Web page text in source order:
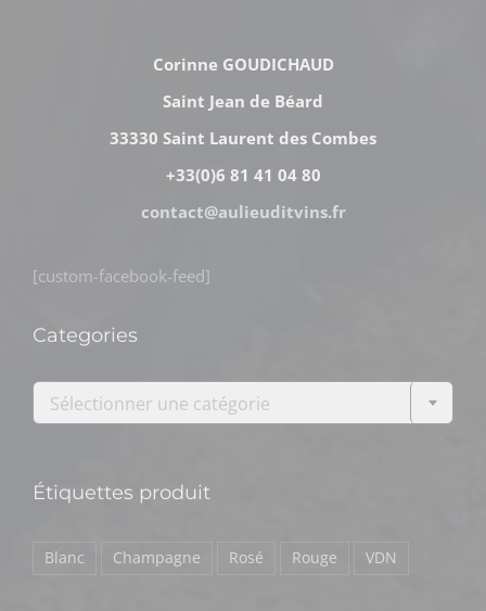
Corinne GOUDICHAUD
Saint Jean de Béard
33330 Saint Laurent des Combes
+33(0)6 81 41 04 80
contact@aulieuditvins.fr
[custom-facebook-feed]
Categories
Sélectionner une catégorie
Étiquettes produit
Blanc Champagne Rosé Rouge VDN